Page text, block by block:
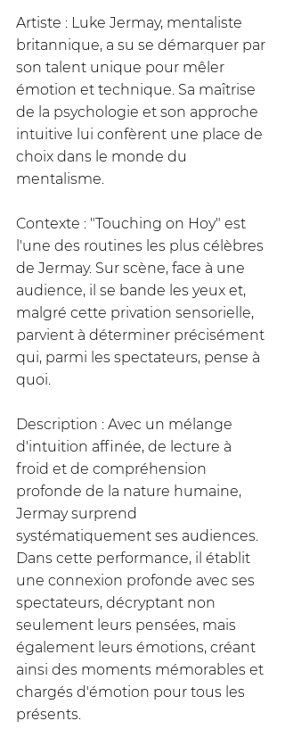
Artiste : Luke Jermay, mentaliste
britannique, a su se démarquer par
son talent unique pour mêler
émotion et technique. Sa maîtrise
de la psychologie et son approche
intuitive lui confèrent une place de
choix dans le monde du
mentalisme.
Contexte : "Touching on Hoy" est
l'une des routines les plus célèbres
de Jermay. Sur scène, face à une
audience, il se bande les yeux et,
malgré cette privation sensorielle,
parvient à déterminer précisément
qui, parmi les spectateurs, pense à
quoi.
Description : Avec un mélange
d'intuition affinée, de lecture à
froid et de compréhension
profonde de la nature humaine,
Jermay surprend
systématiquement ses audiences.
Dans cette performance, il établit
une connexion profonde avec ses
spectateurs, décryptant non
seulement leurs pensées, mais
également leurs émotions, créant
ainsi des moments mémorables et
chargés d'émotion pour tous les
présents.